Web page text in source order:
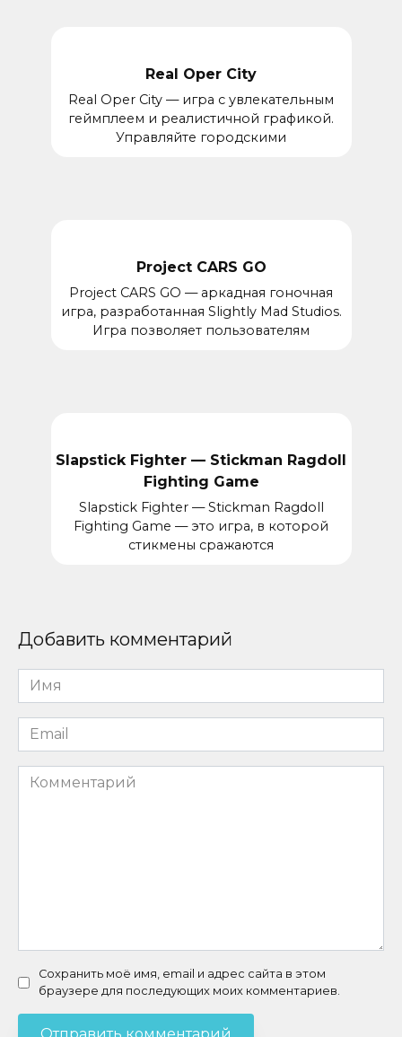
Real Oper City
Real Oper City — игра с увлекательным
геймплеем и реалистичной графикой.
Управляйте городскими
Project CARS GO
Project CARS GO — аркадная гоночная
игра, разработанная Slightly Mad Studios.
Игра позволяет пользователям
Slapstick Fighter — Stickman Ragdoll
Fighting Game
Slapstick Fighter — Stickman Ragdoll
Fighting Game — это игра, в которой
стикмены сражаются
Добавить комментарий
Имя
*
Email
*
Комментарий
Сохранить моё имя, email и адрес сайта в этом
браузере для последующих моих комментариев.